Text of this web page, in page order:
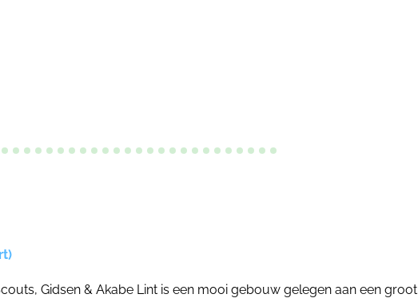
Gidsen & Akabe Lint is een mooi gebouw gelegen aan een groot